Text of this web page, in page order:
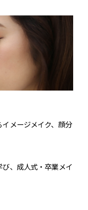
メージメイク、顔分
、成人式・卒業メイ